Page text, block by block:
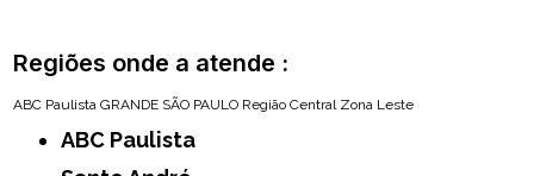
Regiões onde a atende :
ABC Paulista GRANDE SÃO PAULO Região Central Zona Leste
ABC Paulista